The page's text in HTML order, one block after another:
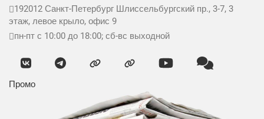
192012 Санкт-Петербург Шлиссельбургский пр., 3-7, 3
этаж, левое крыло, офис 9
пн-пт с 10:00 до 18:00; сб-вс выходной
Промо